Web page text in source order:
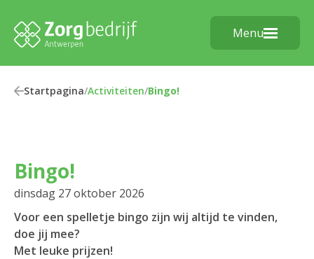
Menu
Startpagina/Activiteiten/Bingo!
Bingo!
dinsdag 27 oktober 2026
Voor een spelletje bingo zijn wij altijd te vinden,
doe jij mee?
Met leuke prijzen!